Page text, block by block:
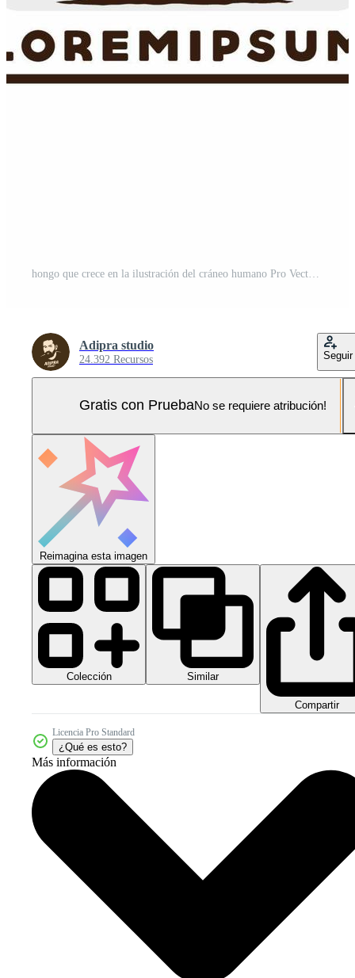
Adipra studio
24.392 Recursos Seguir
Gratis con PruebaNo se requiere atribución!
Reimagina esta imagen
Colección Similar
Compartir
Licencia Pro Standard
¿Qué es esto?
Más información